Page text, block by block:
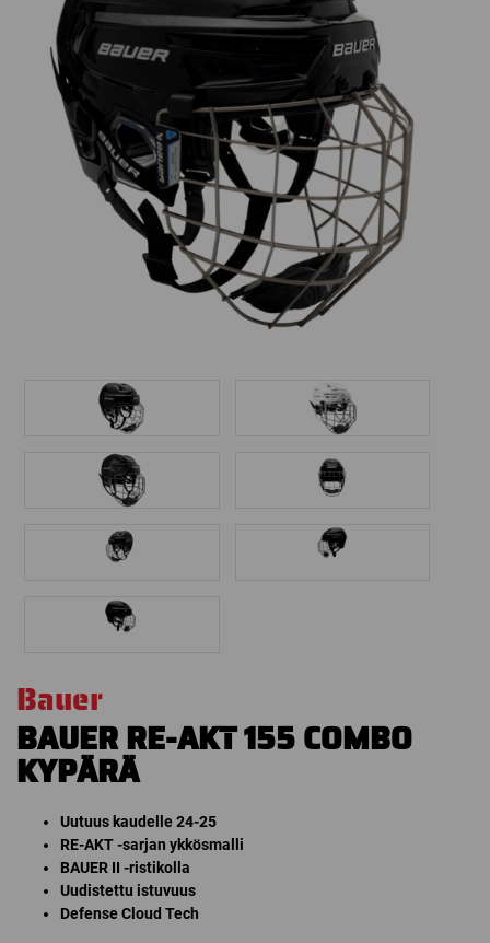
Bauer
BAUER RE-AKT 155 COMBO
KYPÄRÄ
Uutuus kaudelle 24-25
RE-AKT -sarjan ykkösmalli
BAUER II -ristikolla
Uudistettu istuvuus
Defense Cloud Tech